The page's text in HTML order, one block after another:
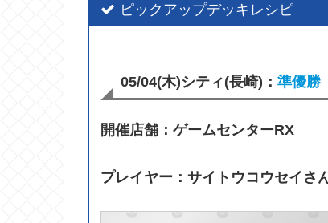
ピックアップデッキレシピ
05/04(木)シティ(長崎)：準優勝
開催店舗：ゲームセンターRX
プレイヤー：サイトウコウセイさ